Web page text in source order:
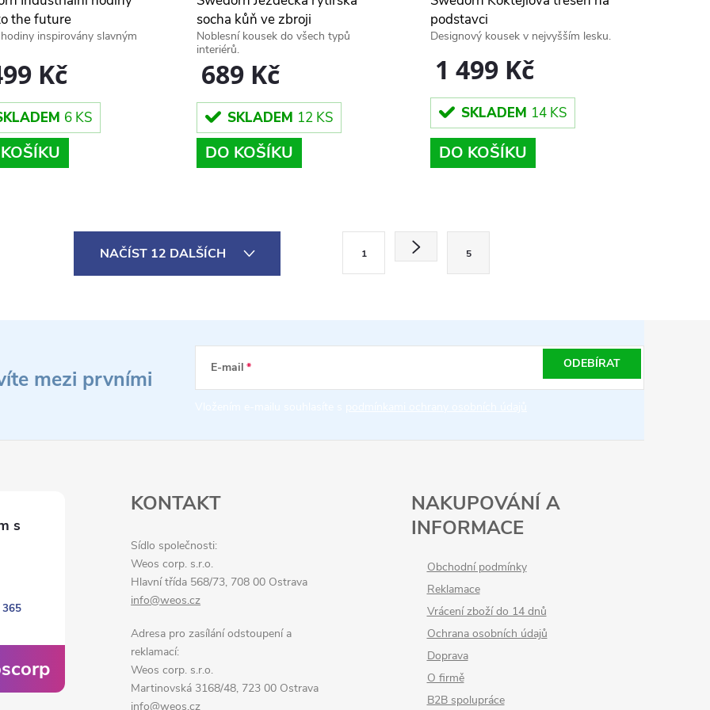
the future
Kč
6 KS
inspirovány slavným
socha kůň ve zbroji
689 Kč
SKLADEM 12 KS
DO KOŠÍKU
Noblesní kousek do všech typů
interiérů.
podstavci
1 499 Kč
SKLADEM 14 KS
DO KOŠÍKU
Designový kousek v nejvyšším lesku.
NAČÍST 12 DALŠÍCH
n
o
á
1 5
mezi prvními E-mail ODEBÍRAT
KONTAKT
Sídlo společnosti:
Weos corp. s.r.o.
Hlavní třída 568/73, 708 00 Ostrava
info@weos.cz
Adresa pro zasílání odstoupení a
reklamací:
Weos corp. s.r.o.
Martinovská 3168/48, 723 00 Ostrava
info@weos.cz
NAKUPOVÁNÍ A
INFORMACE
Obchodní podmínky
Reklamace
Vrácení zboží do 14 dnů
Ochrana osobních údajů
Doprava
O firmě
B2B spolupráce